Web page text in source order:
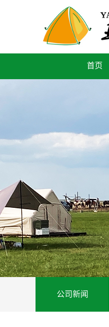
首页
公司新闻